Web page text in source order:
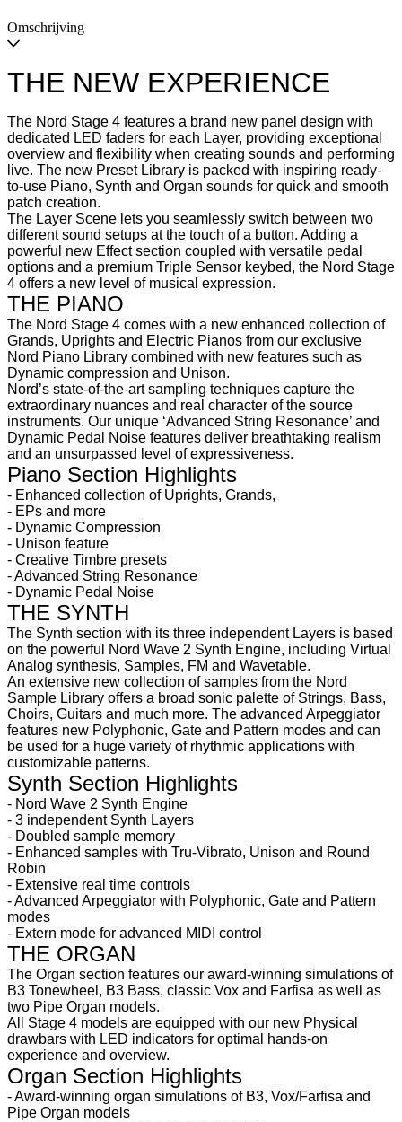
Omschrijving
THE NEW EXPERIENCE
The Nord Stage 4 features a brand new panel design with
dedicated LED faders for each Layer, providing exceptional
overview and flexibility when creating sounds and performing
live. The new Preset Library is packed with inspiring ready-
to-use Piano, Synth and Organ sounds for quick and smooth
patch creation.
The Layer Scene lets you seamlessly switch between two
different sound setups at the touch of a button. Adding a
powerful new Effect section coupled with versatile pedal
options and a premium Triple Sensor keybed, the Nord Stage
4 offers a new level of musical expression.
THE PIANO
The Nord Stage 4 comes with a new enhanced collection of
Grands, Uprights and Electric Pianos from our exclusive
Nord Piano Library combined with new features such as
Dynamic compression and Unison.
Nord’s state-of-the-art sampling techniques capture the
extraordinary nuances and real character of the source
instruments. Our unique ‘Advanced String Resonance’ and
Dynamic Pedal Noise features deliver breathtaking realism
and an unsurpassed level of expressiveness.
Piano Section Highlights
- Enhanced collection of Uprights, Grands,
- EPs and more
- Dynamic Compression
- Unison feature
- Creative Timbre presets
- Advanced String Resonance
- Dynamic Pedal Noise
THE SYNTH
The Synth section with its three independent Layers is based
on the powerful Nord Wave 2 Synth Engine, including Virtual
Analog synthesis, Samples, FM and Wavetable.
An extensive new collection of samples from the Nord
Sample Library offers a broad sonic palette of Strings, Bass,
Choirs, Guitars and much more. The advanced Arpeggiator
features new Polyphonic, Gate and Pattern modes and can
be used for a huge variety of rhythmic applications with
customizable patterns.
Synth Section Highlights
- Nord Wave 2 Synth Engine
- 3 independent Synth Layers
- Doubled sample memory
- Enhanced samples with Tru-Vibrato, Unison and Round
Robin
- Extensive real time controls
- Advanced Arpeggiator with Polyphonic, Gate and Pattern
modes
- Extern mode for advanced MIDI control
THE ORGAN
The Organ section features our award-winning simulations of
B3 Tonewheel, B3 Bass, classic Vox and Farfisa as well as
two Pipe Organ models.
All Stage 4 models are equipped with our new Physical
drawbars with LED indicators for optimal hands-on
experience and overview.
Organ Section Highlights
- Award-winning organ simulations of B3, Vox/Farfisa and
Pipe Organ models